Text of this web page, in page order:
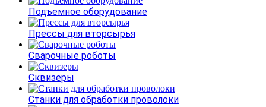
Подъемное оборудование
Прессы для вторсырья
Сварочные роботы
Сквизеры
Станки для обработки проволоки